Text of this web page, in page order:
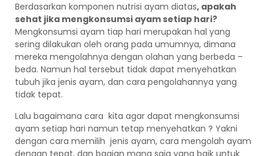
Berdasarkan komponen nutrisi ayam diatas, apakah
sehat jika mengkonsumsi ayam setiap hari?
Mengkonsumsi ayam tiap hari merupakan hal yang
sering dilakukan oleh orang pada umumnya, dimana
mereka mengolahnya dengan olahan yang berbeda –
beda. Namun hal tersebut tidak dapat menyehatkan
tubuh jika jenis ayam, dan cara pengolahannya yang
tidak tepat.
Lalu bagaimana cara kita agar dapat mengkonsumsi
ayam setiap hari namun tetap menyehatkan ? Yakni
dengan cara memilih jenis ayam, cara mengolah ayam
dengan tepat, dan bagian mana saja yang baik untuk